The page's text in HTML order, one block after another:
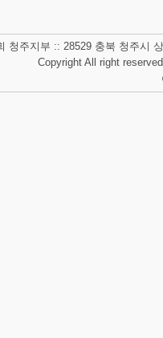
청주지부 :: 28529 충북 청주시
Copyright All right